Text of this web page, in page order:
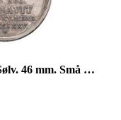
minor scratches and edge nicks